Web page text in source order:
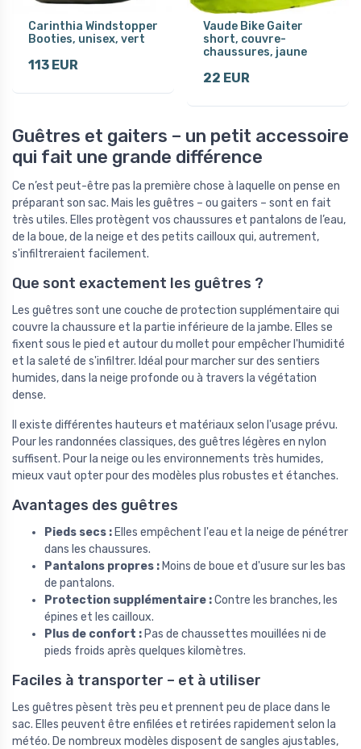
Carinthia Windstopper
Booties, unisex, vert
113 EUR
Vaude Bike Gaiter
short, couvre-
chaussures, jaune
22 EUR
Guêtres et gaiters – un petit accessoire
qui fait une grande différence
Ce n’est peut-être pas la première chose à laquelle on pense en
préparant son sac. Mais les guêtres – ou gaiters – sont en fait
très utiles. Elles protègent vos chaussures et pantalons de l’eau,
de la boue, de la neige et des petits cailloux qui, autrement,
s'infiltreraient facilement.
Que sont exactement les guêtres ?
Les guêtres sont une couche de protection supplémentaire qui
couvre la chaussure et la partie inférieure de la jambe. Elles se
fixent sous le pied et autour du mollet pour empêcher l'humidité
et la saleté de s'infiltrer. Idéal pour marcher sur des sentiers
humides, dans la neige profonde ou à travers la végétation
dense.
Il existe différentes hauteurs et matériaux selon l'usage prévu.
Pour les randonnées classiques, des guêtres légères en nylon
suffisent. Pour la neige ou les environnements très humides,
mieux vaut opter pour des modèles plus robustes et étanches.
Avantages des guêtres
Pieds secs : Elles empêchent l'eau et la neige de pénétrer
dans les chaussures.
Pantalons propres : Moins de boue et d'usure sur les bas
de pantalons.
Protection supplémentaire :Contre les branches, les
épines et les cailloux.
Plus de confort : Pas de chaussettes mouillées ni de
pieds froids après quelques kilomètres.
Faciles à transporter – et à utiliser
Les guêtres pèsent très peu et prennent peu de place dans le
sac. Elles peuvent être enfilées et retirées rapidement selon la
météo. De nombreux modèles disposent de sangles ajustables,